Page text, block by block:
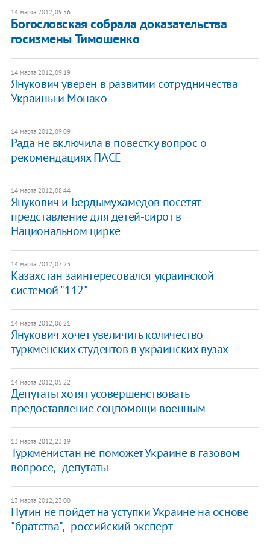
14 марта 2012, 09:56
Богословская собрала доказательства
госизмены Тимошенко
14 марта 2012, 09:19
Янукович уверен в развитии сотрудничества
Украины и Монако
14 марта 2012, 09:09
Рада не включила в повестку вопрос о
рекомендациях ПАСЕ
14 марта 2012, 08:44
​Янукович и Бердымухамедов посетят
представление для детей-сирот в
Национальном цирке
14 марта 2012, 07:23
​Казахстан заинтересовался украинской
системой "112"
14 марта 2012, 06:21
​Янукович хочет увеличить количество
туркменских студентов в украинских вузах
14 марта 2012, 05:22
​Депутаты хотят усовершенствовать
предоставление соцпомощи военным
13 марта 2012, 23:19
Туркменистан не поможет Украине в газовом
вопросе, - депутаты
13 марта 2012, 23:00
Путин не пойдет на уступки Украине на основе
"братства", - российский эксперт